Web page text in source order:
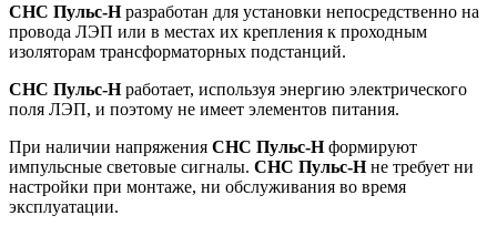
СНС Пульс-Нразработан для установки непосредственно на
провода ЛЭП или в местах их крепления к проходным
изоляторам трансформаторных подстанций.
СНС Пульс-Нработает, используя энергию электрического
поля ЛЭП, и поэтому не имеет элементов питания.
При наличии напряжения СНС Пульс-Нформируют
импульсные световые сигналы. СНС Пульс-Нне требует ни
настройки при монтаже, ни обслуживания во время
эксплуатации.